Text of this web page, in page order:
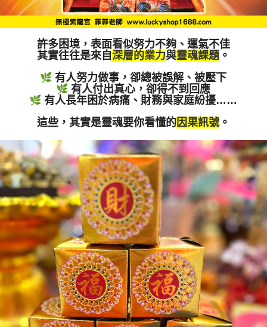
許多困境，表面看似努力不夠、運氣不佳
其實往往是來自 深層的業力與靈魂課題。
有人努力做事，卻總被誤解、被壓下
有人付出真心，卻得不到回應
有人長年困於病痛、財務與家庭紛擾……
這些，其實是靈魂要你看懂的因果訊號。